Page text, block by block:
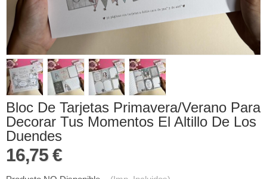
Bloc De Tarjetas Primavera/Verano Para
Decorar Tus Momentos El Altillo De Los
Duendes
16,75 €